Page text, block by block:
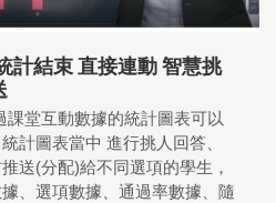
計結束 直接連動 智慧挑
課堂互動數據的統計圖表可以
計圖表當中 進行挑人回答、
送(分配)給不同選項的學生，
、選項數據、通過率數據、隨